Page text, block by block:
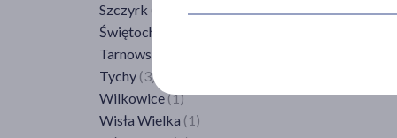
Szczyrk (1)
Świętochłowice
Tarnowskie Góry
Tychy (3)
Wilkowice(1)
Wisła Wielka (1)